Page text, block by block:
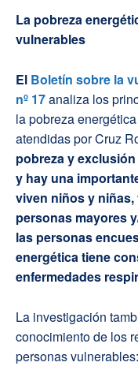
La pobreza
vulnerables
El Boletín sobre la
nº 17analiza los
la pobreza
atendidas por Cruz
pobreza y
y hay una
viven niños y
personas mayores
las personas
energética tiene
enfermedades
La investigación
conocimiento de los
personas